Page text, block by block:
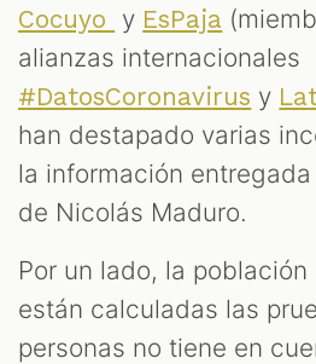
Cocuyo
y EsPaja
alianzas internacionales
#DatosCoronavirus y
han destapado varias
la información
de Nicolás Maduro.
Por un lado, la
están calculadas las
personas no tiene en